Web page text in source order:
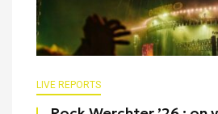
LIVE REPORTS